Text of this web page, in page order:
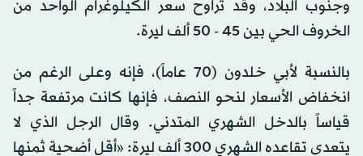
وجنوب البلاد، وقد تراوح سعر الكيلوغرام الواحد من
الخروف الحي بين 45 - 50 ألف ليرة.
بالنسبة لأبي خلدون (70 عاماً)، فإنه وعلى الرغم من
انخفاض الأسعار لنحو النصف، فإنها كانت مرتفعة جداً
قياساً بالدخل الشهري المتدني. وقال الرجل الذي لا
يتعدى تقاعده الشهري 300 ألف ليرة: «أقل أضحية ثمنها